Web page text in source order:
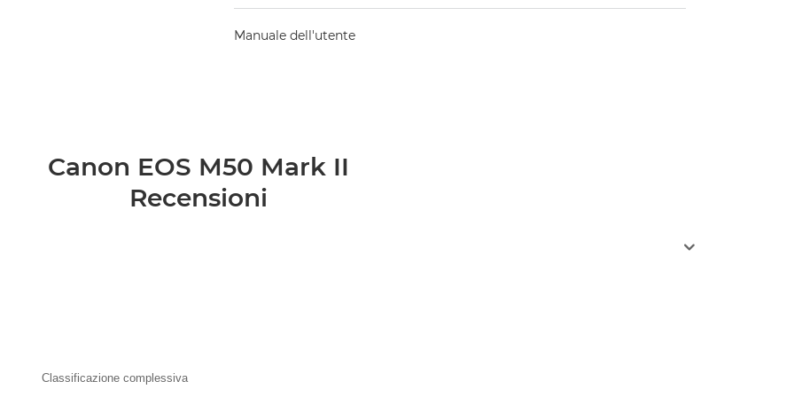
Manuale dell'utente
Canon EOS M50 Mark II
Recensioni